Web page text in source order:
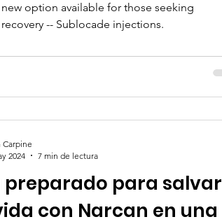
new option available for those seeking
-- Sublocade injections.
preparado para salvar
con Narcan en una
Carpine
2024
7 min de lectura